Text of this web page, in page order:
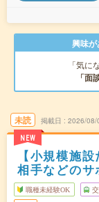
興味
「気に
「面
未読
NEW
掲載日 2026/08/
【小規模施
相手などのサ
職種未経験OK